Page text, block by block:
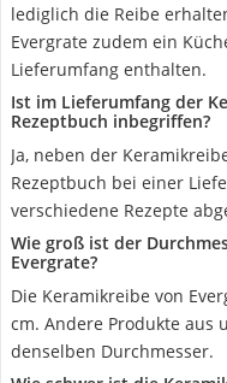
lediglich die Reibe
Evergrate zudem ein
Lieferumfang enthalten.
Ist im Lieferumfang der
Rezeptbuch inbegriffen?
Ja, neben der
Rezeptbuch bei einer
verschiedene Rezepte
Wie groß ist der
Evergrate?
Die Keramikreibe von
cm. Andere Produkte aus
denselben Durchmesser.